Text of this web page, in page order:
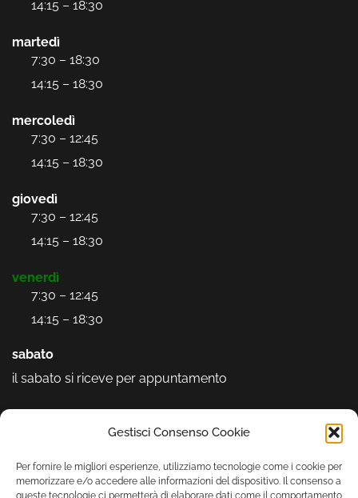
Gestisci Consenso Cookie
Per fornire le migliori esperienze, utilizziamo tecnologie come i cookie per
memorizzare e/o accedere alle informazioni del dispositivo. Il consenso a
queste tecnologie ci permetterà di elaborare dati come il comportamento
14:15 – 18:30
martedì
7:30 – 18:30
14:15 – 18:30
mercoledì
7:30 – 12:45
14:15 – 18:30
giovedì
7:30 – 12:45
14:15 – 18:30
venerdì
7:30 – 12:45
14:15 – 18:30
sabato
il sabato si riceve per appuntamento
Seguici sui social